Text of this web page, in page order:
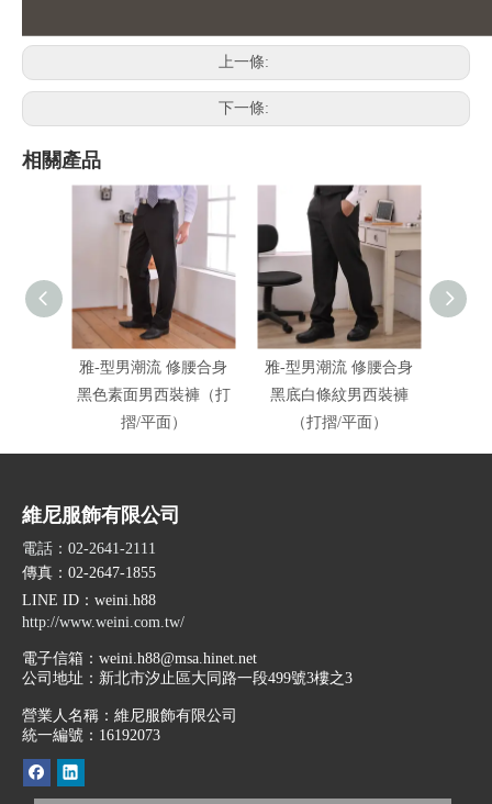
上一條:
下一條:
相關產品
雅-型男潮流 修腰合身
黑色素面男西裝褲（打
摺/平面）
雅-型男潮流 修腰合身
黑底白條紋男西裝褲
（打摺/平面）
維尼服飾有限公司
電話：02-2641-2111
傳真：02-2647-1855
LINE ID ：weini.h88
http://www.weini.com.tw/
電子信箱： weini.h88@msa.hinet.net
公司地址： 新北市汐止區大同路一段499號3樓之3
營業人名稱：維尼服飾有限公司
統一編號：16192073